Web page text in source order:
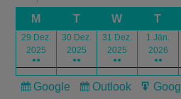
M T W T
29 Dez.
2025
●●
30 Dez.
2025
●●
31 Dez.
2025
●●
1 Jän.
2026
●●
Subscribe
Google
Subscribe
Outlook